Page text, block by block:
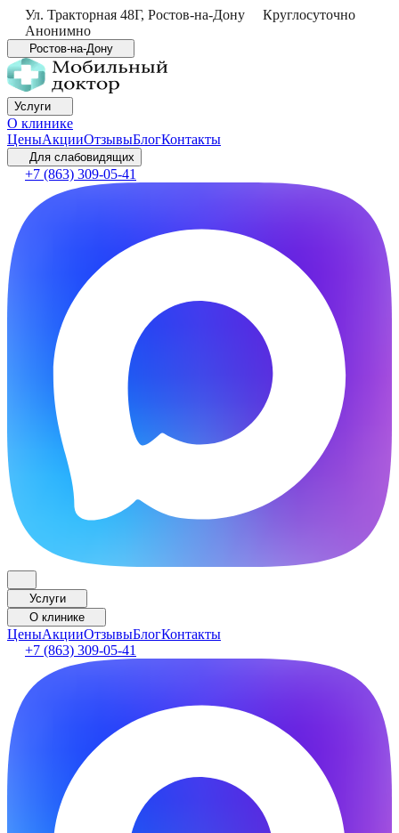
Ул. Тракторная 48Г, Ростов-на-Дону
Круглосуточно
Анонимно
Ростов-на-Дону
Услуги
О клинике
ЦеныАкцииОтзывыБлогКонтакты
Для слабовидящих
+7 (863) 309-05-41
Услуги
О клинике
ЦеныАкцииОтзывыБлогКонтакты
+7 (863) 309-05-41